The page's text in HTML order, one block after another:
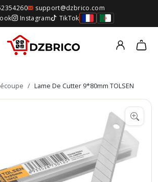
support@dzbrico.com
Instagram TikTok
/ Lame De Cutter 9*80mm TOLSEN